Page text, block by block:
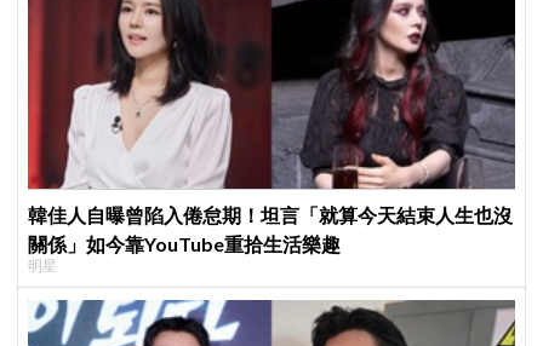
韓佳人自曝曾陷入倦怠期！坦言「就算今天結束人生也沒
關係」如今靠YouTube重拾生活樂趣
明星